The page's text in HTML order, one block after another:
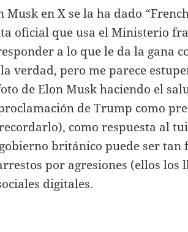
en X se la ha dado
oficial que usa el Ministerio
a lo que le da la gana
verdad, pero me parece
de Elon Musk haciendo el
de Trump como
como respuesta al
británico puede ser tan
por agresiones (ellos los
digitales.